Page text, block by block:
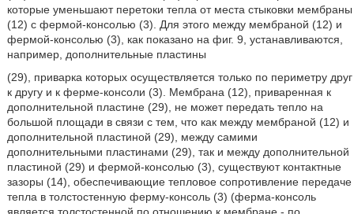
которые уменьшают перетоки тепла от места стыковки мембраны
(12) с фермой-консолью (3). Для этого между мембраной (12) и
фермой-консолью (3), как показано на фиг. 9, устанавливаются,
например, дополнительные пластины
(29), приварка которых осуществляется только по периметру друг
к другу и к ферме-консоли (3). Мембрана (12), приваренная к
дополнительной пластине (29), не может передать тепло на
большой площади в связи с тем, что как между мембраной (12) и
дополнительной пластиной (29), между самими
дополнительными пластинами (29), так и между дополнительной
пластиной (29) и фермой-консолью (3), существуют контактные
зазоры (14), обеспечивающие тепловое сопротивление передаче
тепла в толстостенную ферму-консоль (3) (ферма-консоль